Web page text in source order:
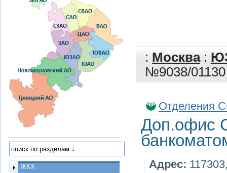
: Москва:
№9038/
Отделения
Доп.офис
Адрес:
ЖКХ